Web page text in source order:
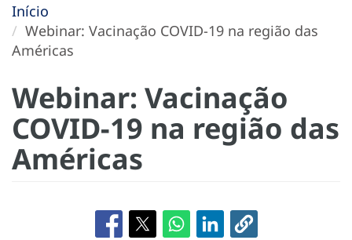
Início
Webinar: Vacinação COVID-19 na região das
Américas
Webinar: Vacinação
COVID-19 na região das
Américas